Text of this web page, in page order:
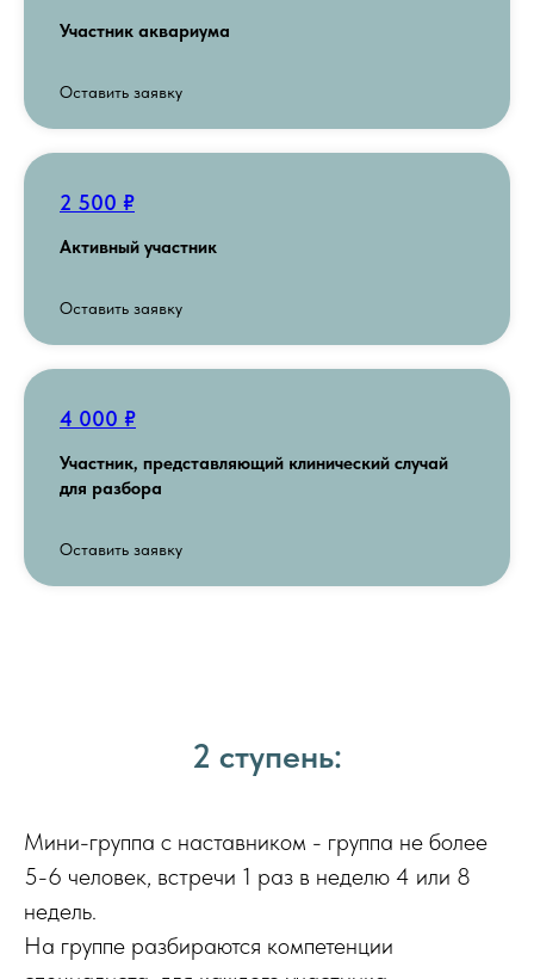
Участник аквариума
Оставить заявку
2 500 ₽
Активный участник
Оставить заявку
4 000 ₽
Участник, представляющий клинический случай
для разбора
Оставить заявку
2 ступень:
Мини-группа с наставником - группа не более
5-6 человек, встречи 1 раз в неделю 4 или 8
недель.
На группе разбираются компетенции